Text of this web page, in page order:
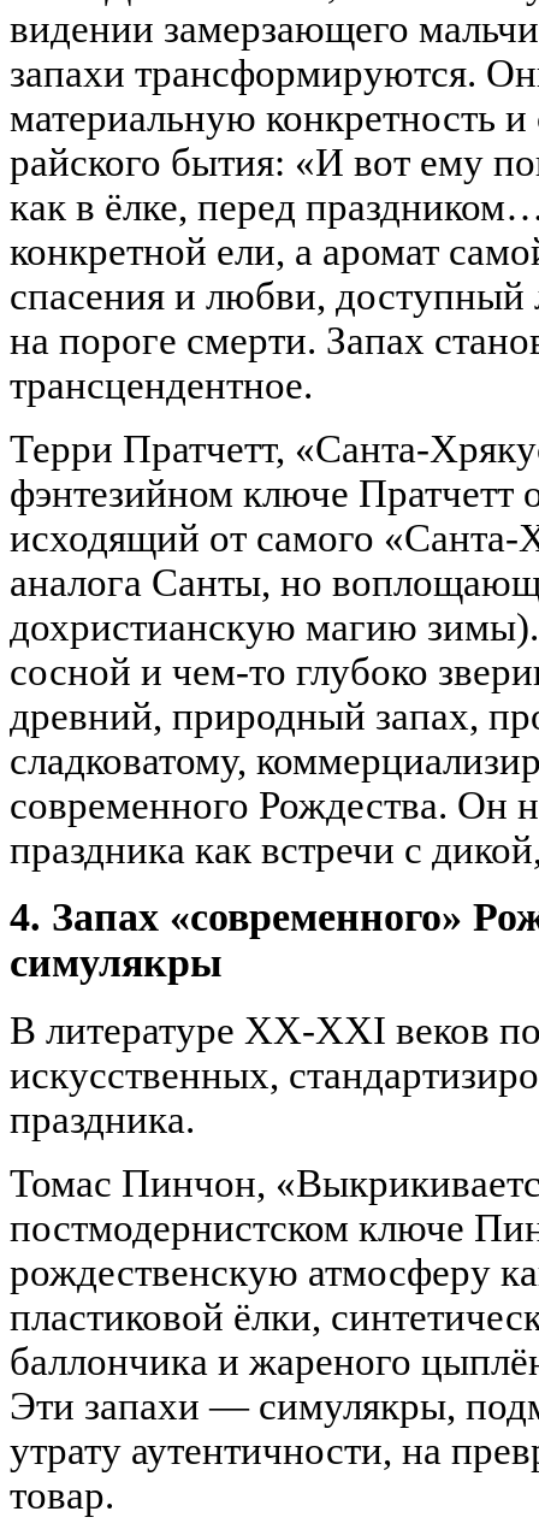
видении замерзающего
запахи трансформируются.
материальную конкретность и
райского бытия: «И вот ему
как в ёлке, перед
конкретной ели, а аромат
спасения и любви, доступный
на пороге смерти. Запах
трансцендентное.
Терри Пратчетт, «Санта-
фэнтезийном ключе Пратчетт
исходящий от самого «Санта-
аналога Санты, но
дохристианскую магию
сосной и чем-то глубоко
древний, природный запах,
сладковатому,
современного Рождества. Он
праздника как встречи с
4. Запах «современного»
симулякры
В литературе XX-XXI веков
искусственных,
праздника.
Томас Пинчон,
постмодернистском ключе
рождественскую атмосферу
пластиковой ёлки,
баллончика и жареного
Эти запахи — симулякры,
утрату аутентичности, на
товар.